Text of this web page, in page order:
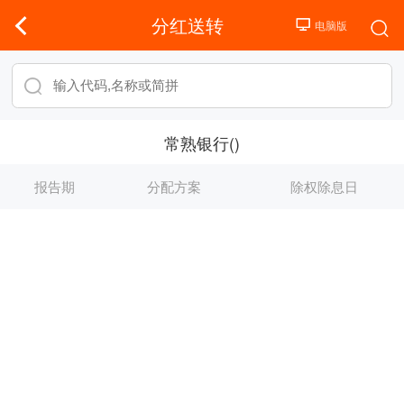
分红送转
常熟银行()
报告期 分配方案 除权除息日